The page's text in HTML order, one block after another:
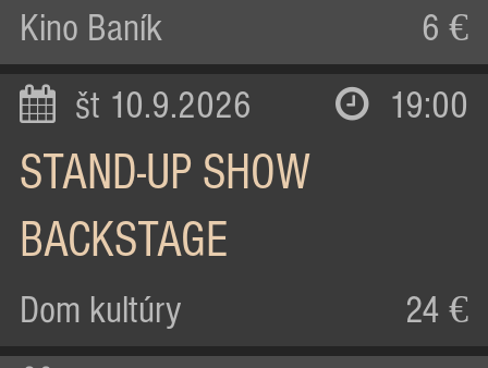
Kino Baník 6 €
št 10.9.2026 19:00
STAND-UP SHOW
BACKSTAGE
Dom kultúry 24 €